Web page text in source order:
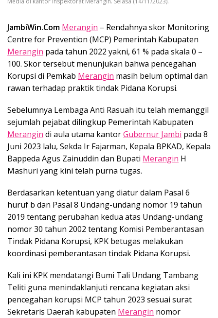
JambiWin.Com Merangin – Rendahnya skor Monitoring
Centre for Prevention (MCP) Pemerintah Kabupaten
Merangin pada tahun 2022 yakni, 61 % pada skala 0 –
100. Skor tersebut menunjukan bahwa pencegahan
Korupsi di Pemkab Merangin masih belum optimal dan
rawan terhadap praktik tindak Pidana Korupsi.
Sebelumnya Lembaga Anti Rasuah itu telah memanggil
sejumlah pejabat dilingkup Pemerintah Kabupaten
Merangin di aula utama kantorGubernur Jambi pada 8
Juni 2023 lalu, Sekda Ir Fajarman, Kepala BPKAD, Kepala
Bappeda Agus Zainuddin dan Bupati Merangin H
Mashuri yang kini telah purna tugas.
Berdasarkan ketentuan yang diatur dalam Pasal 6
huruf b dan Pasal 8 Undang-undang nomor 19 tahun
2019 tentang perubahan kedua atas Undang-undang
nomor 30 tahun 2002 tentang Komisi Pemberantasan
Tindak Pidana Korupsi, KPK betugas melakukan
koordinasi pemberantasan tindak Pidana Korupsi.
Kali ini KPK mendatangi Bumi Tali Undang Tambang
Teliti guna menindaklanjuti rencana kegiatan aksi
pencegahan korupsi MCP tahun 2023 sesuai surat
Sekretaris Daerah kabupaten Merangin nomor